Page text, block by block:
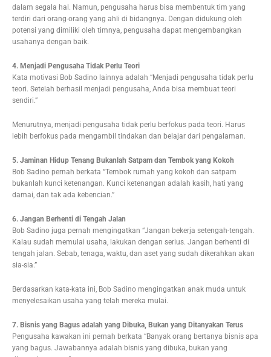
dalam segala hal. Namun, pengusaha harus bisa membentuk tim yang
terdiri dari orang-orang yang ahli di bidangnya. Dengan didukung oleh
potensi yang dimiliki oleh timnya, pengusaha dapat mengembangkan
usahanya dengan baik.
4. Menjadi Pengusaha Tidak Perlu Teori
Kata motivasi Bob Sadino lainnya adalah “Menjadi pengusaha tidak perlu
teori. Setelah berhasil menjadi pengusaha, Anda bisa membuat teori
sendiri.”
Menurutnya, menjadi pengusaha tidak perlu berfokus pada teori. Harus
lebih berfokus pada mengambil tindakan dan belajar dari pengalaman.
5. Jaminan Hidup Tenang Bukanlah Satpam dan Tembok yang Kokoh
Bob Sadino pernah berkata “Tembok rumah yang kokoh dan satpam
bukanlah kunci ketenangan. Kunci ketenangan adalah kasih, hati yang
damai, dan tak ada kebencian.”
6. Jangan Berhenti di Tengah Jalan
Bob Sadino juga pernah mengingatkan “Jangan bekerja setengah-tengah.
Kalau sudah memulai usaha, lakukan dengan serius. Jangan berhenti di
tengah jalan. Sebab, tenaga, waktu, dan aset yang sudah dikerahkan akan
sia-sia.”
Berdasarkan kata-kata ini, Bob Sadino mengingatkan anak muda untuk
menyelesaikan usaha yang telah mereka mulai.
7. Bisnis yang Bagus adalah yang Dibuka, Bukan yang Ditanyakan Terus
Pengusaha kawakan ini pernah berkata “Banyak orang bertanya bisnis apa
yang bagus. Jawabannya adalah bisnis yang dibuka, bukan yang